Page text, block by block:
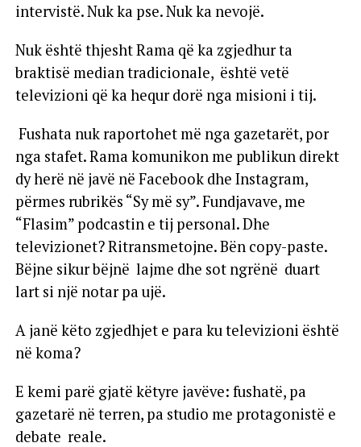
intervistë. Nuk ka pse. Nuk ka nevojë.
Nuk është thjesht Rama që ka zgjedhur ta
braktisë median tradicionale, është vetë
televizioni që ka hequr dorë nga misioni i tij.
Fushata nuk raportohet më nga gazetarët, por
nga stafet. Rama komunikon me publikun direkt
dy herë në javë në Facebook dhe Instagram,
përmes rubrikës “Sy më sy”. Fundjavave, me
“Flasim” podcastin e tij personal. Dhe
televizionet? Ritransmetojne. Bën copy-paste.
Bëjne sikur bëjnë lajme dhe sot ngrënë duart
lart si një notar pa ujë.
A janë këto zgjedhjet e para ku televizioni është
në koma?
E kemi parë gjatë këtyre javëve: fushatë, pa
gazetarë në terren, pa studio me protagonistë e
debate reale.